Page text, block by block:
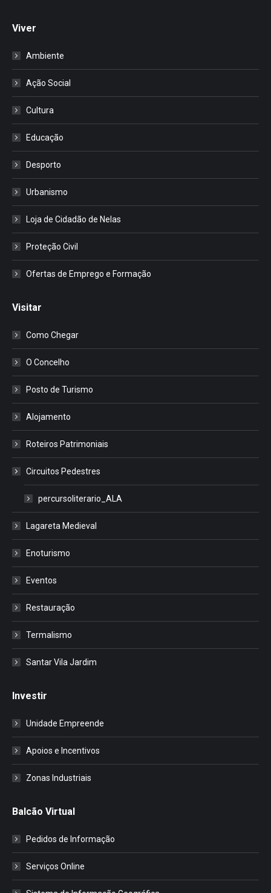
Viver
Ambiente
Ação Social
Cultura
Educação
Desporto
Urbanismo
Loja de Cidadão de Nelas
Proteção Civil
Ofertas de Emprego e Formação
Visitar
Como Chegar
O Concelho
Posto de Turismo
Alojamento
Roteiros Patrimoniais
Circuitos Pedestres
percursoliterario_ALA
Lagareta Medieval
Enoturismo
Eventos
Restauração
Termalismo
Santar Vila Jardim
Investir
Unidade Empreende
Apoios e Incentivos
Zonas Industriais
Balcão Virtual
Pedidos de Informação
Serviços Online